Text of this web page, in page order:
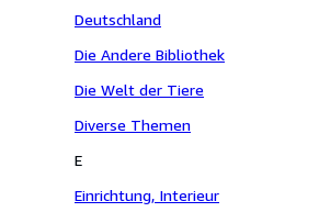
Deutschland
Die Andere Bibliothek
Die Welt der Tiere
Diverse Themen
E
Einrichtung, Interieur